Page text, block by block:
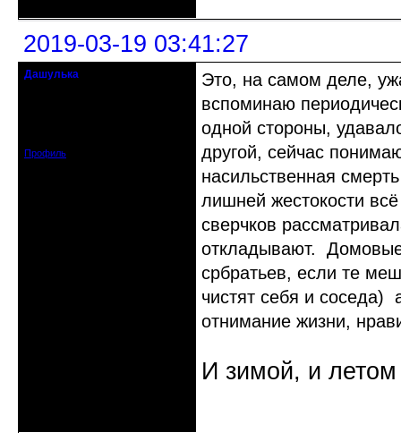
2019-03-19 03:41:27
Дашулька
Профиль
Это, на самом деле,
вспоминаю
одной стороны,
другой, сейчас
насильственная
лишней жестокости
сверчков
откладывают. Домовые
србратьев, если те
чистят себя и соседа)
отнимание жизни,
И зимой, и летом